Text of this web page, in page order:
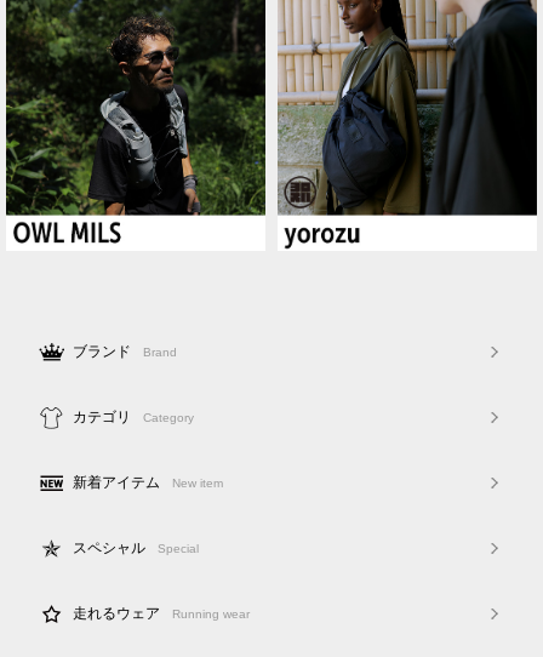
ブランド Brand
カテゴリ Category
新着アイテム New item
スペシャル Special
走れるウェア Running wear